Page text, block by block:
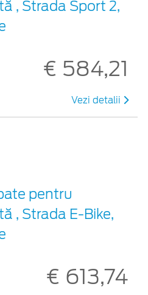
, Strada Sport 2,
€ 584,21
Vezi detalii
pentru
, Strada E-Bike,
€ 613,74